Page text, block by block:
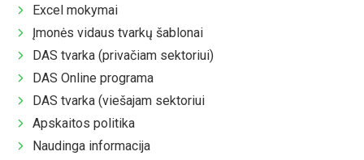
Excel mokymai
Įmonės vidaus tvarkų šablonai
DAS tvarka (privačiam sektoriui)
DAS Online programa
DAS tvarka (viešajam sektoriui
Apskaitos politika
Naudinga informacija